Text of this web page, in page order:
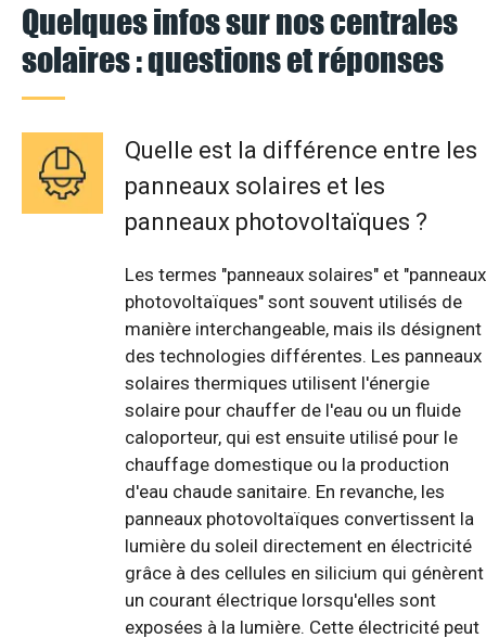
Quelques infos sur nos centrales
solaires : questions et réponses
Quelle est la différence entre les
panneaux solaires et les
panneaux photovoltaïques ?
Les termes "panneaux solaires" et "panneaux
photovoltaïques" sont souvent utilisés de
manière interchangeable, mais ils désignent
des technologies différentes. Les panneaux
solaires thermiques utilisent l'énergie
solaire pour chauffer de l'eau ou un fluide
caloporteur, qui est ensuite utilisé pour le
chauffage domestique ou la production
d'eau chaude sanitaire. En revanche, les
panneaux photovoltaïques convertissent la
lumière du soleil directement en électricité
grâce à des cellules en silicium qui génèrent
un courant électrique lorsqu'elles sont
exposées à la lumière. Cette électricité peut